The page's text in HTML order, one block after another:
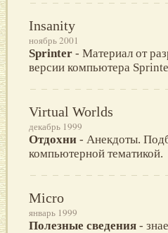
Insanity
ноябрь 2001
Sprinter - Материал от
версии компьютера
Virtual Worlds
декабрь 1999
Отдохни - Анекдоты.
компьютерной тематикой.
Micro
январь 1999
Полезные сведения -